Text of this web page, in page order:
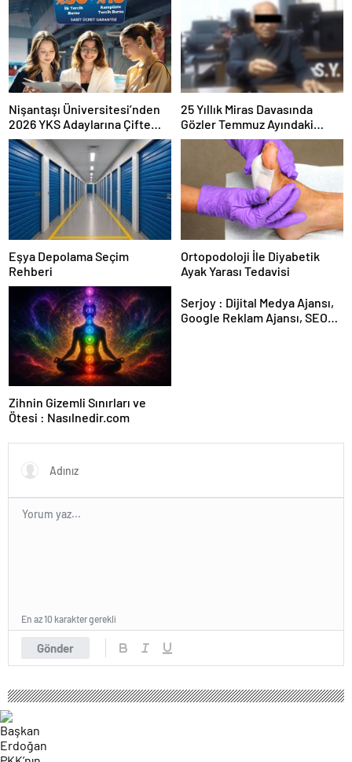
Nişantaşı Üniversitesi’nden
2026 YKS Adaylarına Çifte
Güvence: Sabit Ücret ve
Kesintisiz Burs
25 Yıllık Miras Davasında
Gözler Temmuz Ayındaki
Karar Duruşmasına Çevrildi
Eşya Depolama Seçim
Rehberi
Ortopodoloji İle Diyabetik
Ayak Yarası Tedavisi
Zihnin Gizemli Sınırları ve
Ötesi : Nasılnedir.com
Serjoy : Dijital Medya Ajansı,
Google Reklam Ajansı, SEO
Gönder
En az 10 karakter gerekli